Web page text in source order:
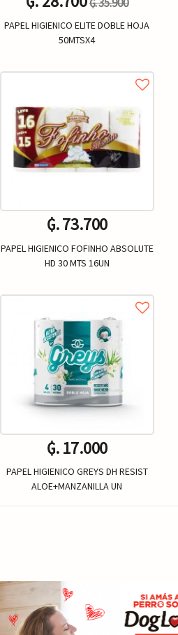
PAPEL HIGIENICO ELITE DOBLE HOJA
50MTSX4
+
₲. 73.700
PAPEL HIGIENICO FOFINHO ABSOLUTE
HD 30 MTS 16UN
+
₲. 17.000
PAPEL HIGIENICO GREYS DH RESIST
ALOE+MANZANILLA UN